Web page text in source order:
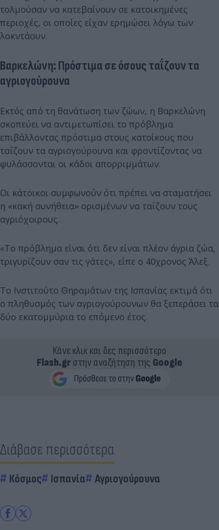
τολμούσαν να κατεβαίνουν σε κατοικημένες
περιοχές, οι οποίες είχαν ερημώσει λόγω των
λοκντάουν.
Βαρκελώνη: Πρόστιμα σε όσους ταΐζουν τα
αγριογούρουνα
Εκτός από τη θανάτωση των ζώων, η Βαρκελώνη
σκοπεύει να αντιμετωπίσει το πρόβλημα
επιβάλλοντας πρόστιμα στους κατοίκους που
ταΐζουν τα αγριογούρουνα και φροντίζοντας να
φυλάσσονται οι κάδοι απορριμμάτων.
Οι κάτοικοι συμφωνούν ότι πρέπει να σταματήσει
η «κακή συνήθεια» ορισμένων να ταΐζουν τους
αγριόχοιρους.
«Το πρόβλημα είναι ότι δεν είναι πλέον άγρια ζώα,
τριγυρίζουν σαν τις γάτες», είπε ο 40χρονος Άλεξ.
Το Ινστιτούτο Θηραμάτων της Ισπανίας εκτιμά ότι
ο πληθυσμός των αγριογούρουνων θα ξεπεράσει τα
δύο εκατομμύρια το επόμενο έτος.
Κάνε κλικ και δες περισσότερο
Flash.grστην αναζήτηση της Google
Διάβασε περισσότερα
Κόσμος Ισπανία Αγριογούρουνα